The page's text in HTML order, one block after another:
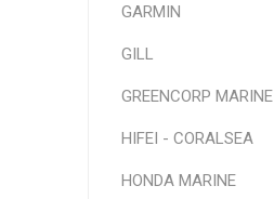
GARMIN
GILL
GREENCORP MARINE
HIFEI - CORALSEA
HONDA MARINE